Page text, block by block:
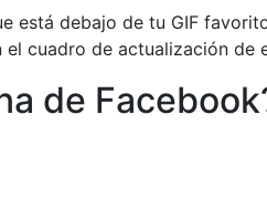
está debajo de tu GIF
cuadro de actualización de
de